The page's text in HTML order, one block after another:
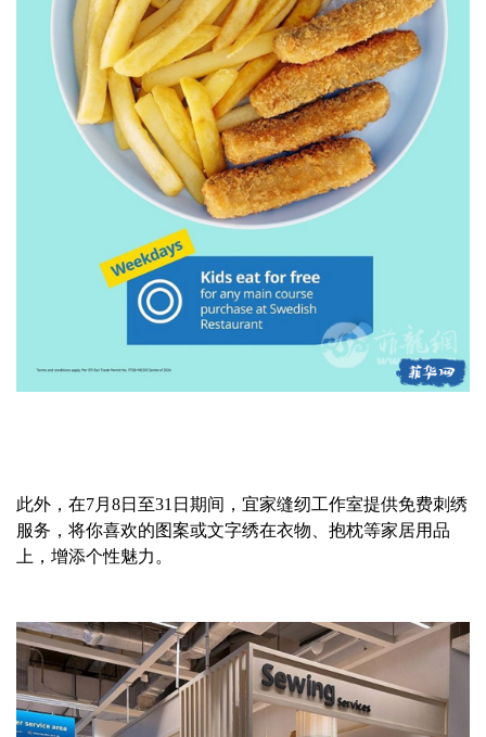
此外，在7月8日至31日期间，宜家缝纫工作室提供免费刺绣
服务，将你喜欢的图案或文字绣在衣物、抱枕等家居用品
上，增添个性魅力。